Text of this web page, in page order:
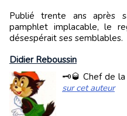
Publié trente ans après
pamphlet implacable, le
désespérait ses semblables.
Didier Reboussin
🗝️🥃 Chef de la
sur cet auteur